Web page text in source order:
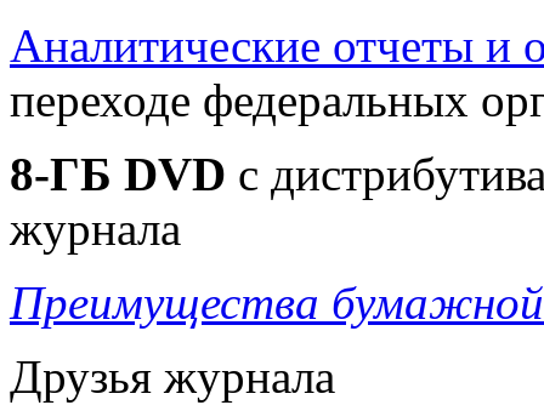
Аналитические отчеты и
переходе федеральных
8-ГБ DVD c
журнала
Преимущества
Друзья журнала